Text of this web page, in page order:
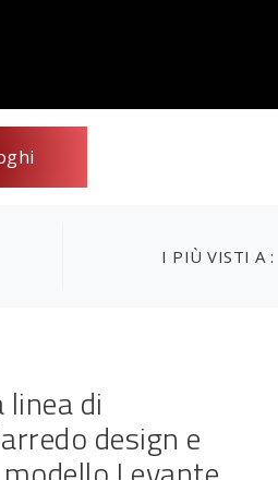
I PIÙ VISTI A :
di
design e